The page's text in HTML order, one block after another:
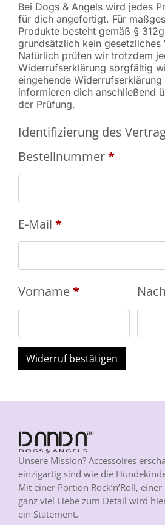
Bei Dogs & Angels wird jedes
für dich angefertigt. Für
Produkte besteht gemäß §
grundsätzlich kein gesetzliches
Natürlich prüfen wir trotzdem
Widerrufserklärung sorgfältig
eingehende
informieren dich anschließend
der Prüfung.
Identifizierung des
Bestellnummer*
E-Mail *
E
-
M
w
i
e
Vorname*
Widerruf bestätigen
Unsere Mission? Accessoires
einzigartig sind wie die
Mit einer Portion Rock’n’Roll,
ganz viel Liebe zum Detail wird
ein Statement.